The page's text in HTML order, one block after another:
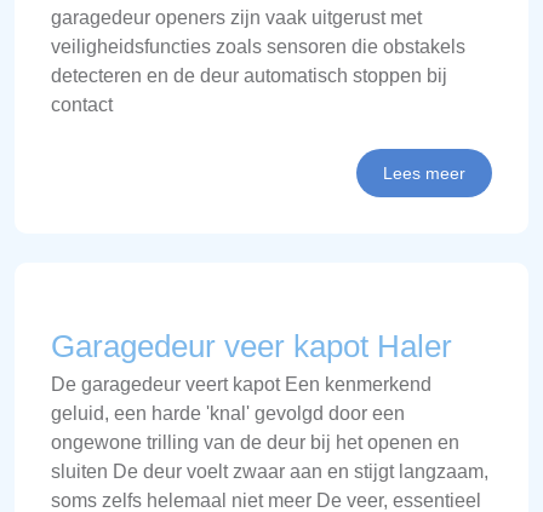
garagedeur openers zijn vaak uitgerust met
veiligheidsfuncties zoals sensoren die obstakels
detecteren en de deur automatisch stoppen bij
contact
Lees meer
Garagedeur veer kapot Haler
De garagedeur veert kapot Een kenmerkend
geluid, een harde 'knal' gevolgd door een
ongewone trilling van de deur bij het openen en
sluiten De deur voelt zwaar aan en stijgt langzaam,
soms zelfs helemaal niet meer De veer, essentieel